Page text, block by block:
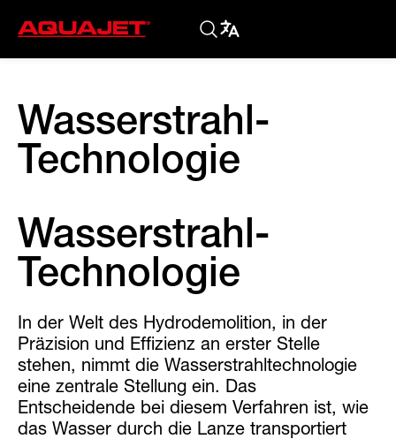
Wasserstrahl-
Technologie
Wasserstrahl-
Technologie
In der Welt des Hydrodemolition, in der
Präzision und Effizienz an erster Stelle
stehen, nimmt die Wasserstrahltechnologie
eine zentrale Stellung ein. Das
Entscheidende bei diesem Verfahren ist, wie
das Wasser durch die Lanze transportiert